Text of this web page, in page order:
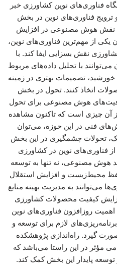
فناوری‌های نوین کشاورزی خبر
ترویج فناوری‌های نوین در بخش
هوش مصنوعی در افزایش
از مهم‌ترین فناوری‌های نوین،
نقش بسزایی ایفا کند. با
می‌توانند با تحلیل داده‌های مربوط
تصمیمات بهتری در زمینه
اتخاذ کنند. تحول در بخش
هوش مصنوعی برای تحول
آن چیزی است که تاکنون مشاهده
فنی در این حوزه، می‌توان
تحولات چشمگیری در این بخش
فناوری‌های نوین در کشاورزی
هوش مصنوعی، نه تنها به توسعه
محیط‌زیست و افزایش استقلال
می‌توانند به مدیریت بهینه منابع
کیفیت محصولات کشاورزی
اهمیت روزافزون فناوری‌های نوین
لازم برای توسعه و
گیرد. راه‌اندازی پژوهشکده
مؤثر در این راستا می‌باشد که
توسعه پایدار این بخش کمک کند.